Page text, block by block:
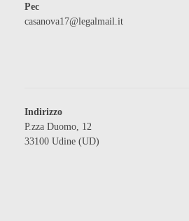
Pec
casanova17@legalmail.it
Indirizzo
P.zza Duomo, 12
33100 Udine (UD)